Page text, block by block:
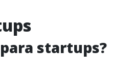
startups?